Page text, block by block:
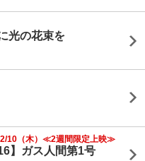
光の花束を
10（木）≪2週間限定上映≫
】ガス人間第1号